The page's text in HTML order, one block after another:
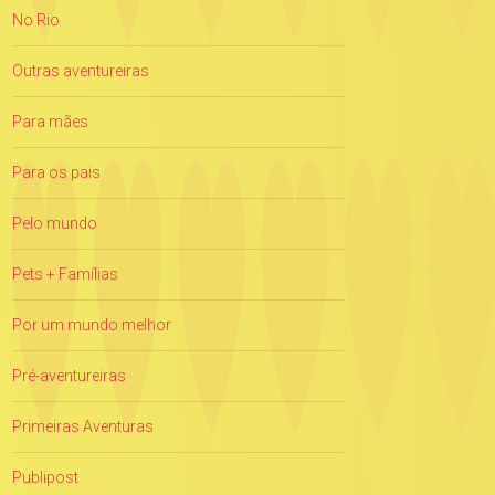
No Rio
Outras aventureiras
Para mães
Para os pais
Pelo mundo
Pets + Famílias
Por um mundo melhor
Pré-aventureiras
Primeiras Aventuras
Publipost